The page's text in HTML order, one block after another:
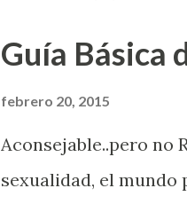
Guía Básica
febrero 20, 2015
Aconsejable..pero no
sexualidad, el mundo